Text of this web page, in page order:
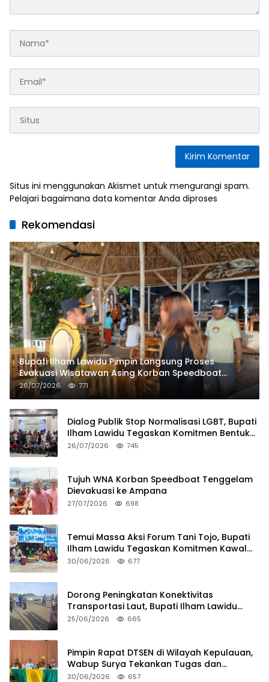
Situs ini menggunakan Akismet untuk mengurangi spam.
Pelajari bagaimana data komentar Anda diproses
Rekomendasi
Bupati Ilham Lawidu Pimpin Langsung Proses
Evakuasi Wisatawan Asing Korban Speedboat
Tenggelam
26/07/2026 771
Dialog Publik Stop Normalisasi LGBT, Bupati
Ilham Lawidu Tegaskan Komitmen Bentuk
Tim Khusus Regulasi Daerah
26/07/2026 745
Tujuh WNA Korban Speedboat Tenggelam
Dievakuasi ke Ampana
27/07/2026 698
Temui Massa Aksi Forum Tani Tojo, Bupati
Ilham Lawidu Tegaskan Komitmen Kawal
Persoalan Sertifikat Lahan
30/06/2026 677
Dorong Peningkatan Konektivitas
Transportasi Laut, Bupati Ilham Lawidu
Tinjau Langsung Rencana Pembangunan
25/06/2026 665
Pimpin Rapat DTSEN di Wilayah Kepulauan,
Wabup Surya Tekankan Tugas dan
Tanggung Jawab Operator
30/06/2026 657